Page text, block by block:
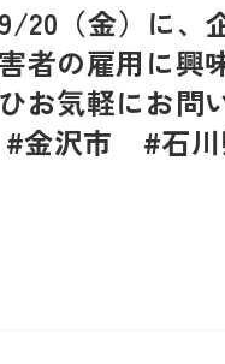
20（金）に、
者の雇用に興
気軽にお問
金沢市 #石川